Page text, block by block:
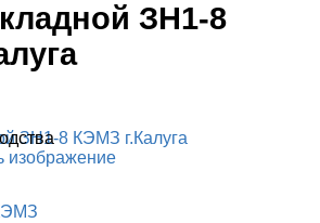
ЗН1-8
изображение